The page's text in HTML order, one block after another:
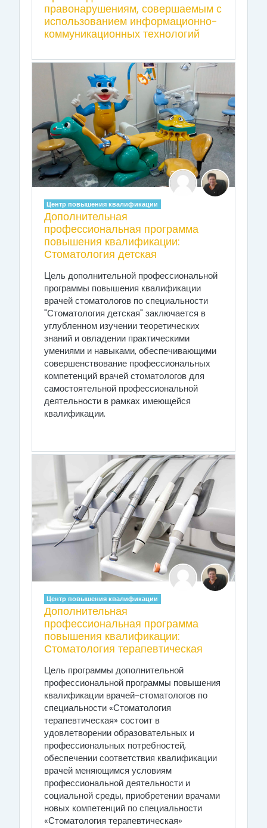
правонарушениям, совершаемым с
использованием информационно-
коммуникационных технологий
Центр повышения квалификации
Дополнительная
профессиональная программа
повышения квалификации:
Стоматология детская
Цель дополнительной профессиональной
программы повышения квалификации
врачей стоматологов по специальности
"Стоматология детская" заключается в
углубленном изучении теоретических
знаний и овладении практическими
умениями и навыками, обеспечивающими
совершенствование профессиональных
компетенций врачей стоматологов для
самостоятельной профессиональной
деятельности в рамках имеющейся
квалификации.
Центр повышения квалификации
Дополнительная
профессиональная программа
повышения квалификации:
Стоматология терапевтическая
Цель программы дополнительной
профессиональной программы повышения
квалификации врачей-стоматологов по
специальности «Стоматология
терапевтическая» состоит в
удовлетворении образовательных и
профессиональных потребностей,
обеспечении соответствия квалификации
врачей меняющимся условиям
профессиональной деятельности и
социальной среды, приобретении врачами
новых компетенций по специальности
«Стоматология терапевтическая»